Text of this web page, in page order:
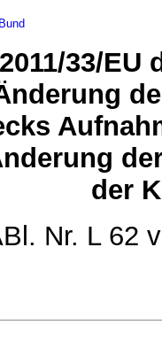
Bund
33/EU
der
Nr. L 62